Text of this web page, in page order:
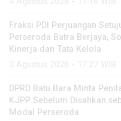
Fraksi PDI Perjuangan
Perseroda Batra Berjaya,
Kinerja dan Tata Kelola
DPRD Batu Bara Minta
KJPP Sebelum Disahkan
Modal Perseroda